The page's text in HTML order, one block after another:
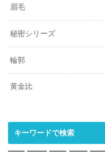
眉毛
秘密シリーズ
輪郭
黄金比
キーワードで検索